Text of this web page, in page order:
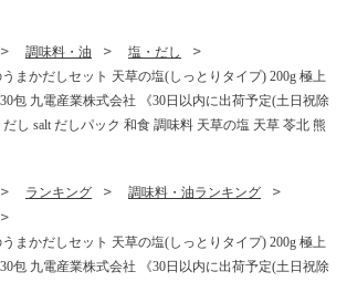
調味料・油
塩・だし
まかだしセット 天草の塩(しっとりタイプ) 200g 極上
包 九電産業株式会社 《30日以内に出荷予定(土日祝除
し salt だしパック 和食 調味料 天草の塩 天草 苓北 熊
ランキング
調味料・油ランキング
まかだしセット 天草の塩(しっとりタイプ) 200g 極上
包 九電産業株式会社 《30日以内に出荷予定(土日祝除